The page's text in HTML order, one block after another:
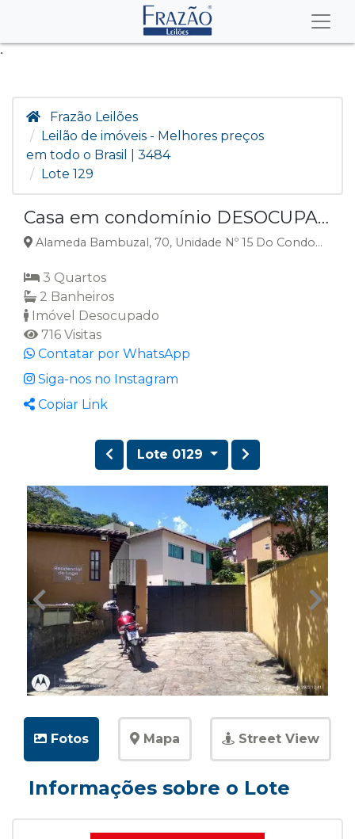
.
Frazão Leilões
Leilão de imóveis - Melhores preços
em todo o Brasil | 3484
Lote 129
Casa em condomínio DESOCUPADA - Posse - Teresópolis/RJ
Alameda Bambuzal, 70, Unidade Nº 15 Do Condomínio Residencial Do Lago, Posse, Teresópolis, RJ
3 Quartos
2 Banheiros
Imóvel Desocupado
716 Visitas
Contatar por WhatsApp
Siga-nos no Instagram
Copiar Link
Lote 0129
Fotos Mapa Street View
Informações sobre o Lote